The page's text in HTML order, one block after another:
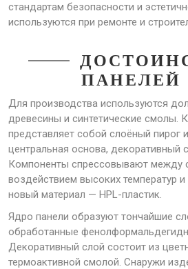
стандартам безопасности и
используются при ремонте и
ПАНЕЛЕЙ
Для производства используются
древесины и синтетические смолы.
представляет собой слоёный пирог
центральная основа, декоративный
Компоненты спрессовывают между
воздействием высоких температур
новый материал — HPL-пластик.
Ядро панели образуют тончайшие
обработанные
Декоративный слой состоит из
термоактивной смолой. Снаружи